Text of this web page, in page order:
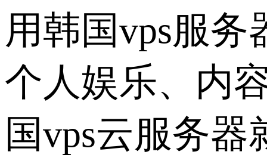
用韩国vps服
个人娱乐、内
国vps云服务